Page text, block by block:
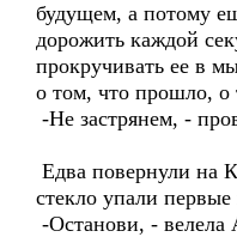
будущем, а потому
дорожить каждой
прокручивать ее в
о том, что прошло,
-Не застрянем, -
Едва повернули на
стекло упали
-Останови, - велела